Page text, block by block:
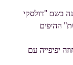
בשם "דולסקי
ההיפים
יפיפייה עם